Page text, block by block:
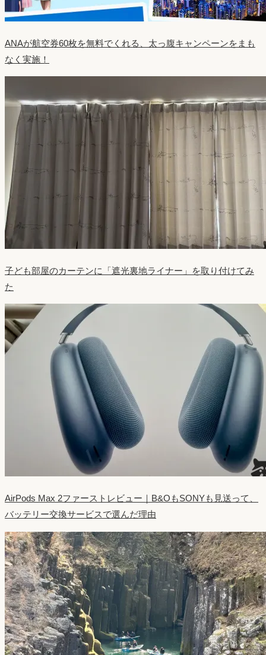
ANAが航空券60枚を無料でくれる、太っ腹キャンペーンをまも
なく実施！
子ども部屋のカーテンに「遮光裏地ライナー」を取り付けてみ
た
AirPods Max 2ファーストレビュー｜B&OもSONYも見送って、
バッテリー交換サービスで選んだ理由